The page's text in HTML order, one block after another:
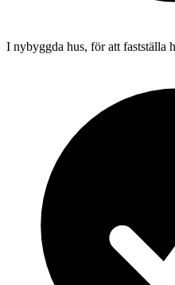
I nybyggda hus, för att fastställa